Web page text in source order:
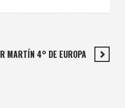
MARTÍN 4° DE EUROPA